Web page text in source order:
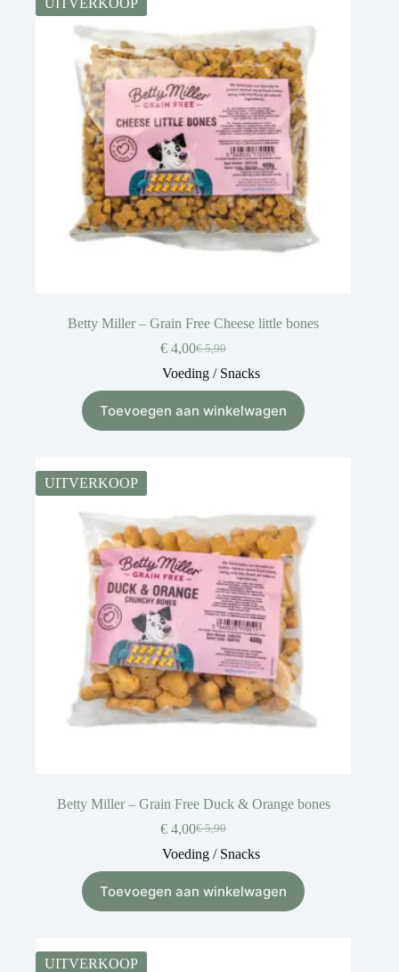
UITVERKOOP
Betty Miller – Grain Free Cheese little bones
€5,90
€ 4,00
Voeding / Snacks
Toevoegen aan winkelwagen
UITVERKOOP
Betty Miller – Grain Free Duck & Orange bones
€5,90
€ 4,00
Voeding / Snacks
Toevoegen aan winkelwagen
UITVERKOOP